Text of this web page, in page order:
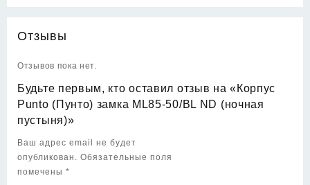
Отзывы
Отзывов пока нет.
Будьте первым, кто оставил отзыв на «Корпус
Punto (Пунто) замка ML85-50/BL ND (ночная
пустыня)»
Ваш адрес email не будет
опубликован.
Обязательные поля
помечены *